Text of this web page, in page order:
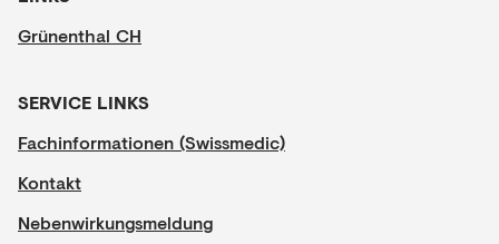
Grünenthal CH
SERVICE LINKS
Fachinformationen (Swissmedic)
Kontakt
Nebenwirkungsmeldung